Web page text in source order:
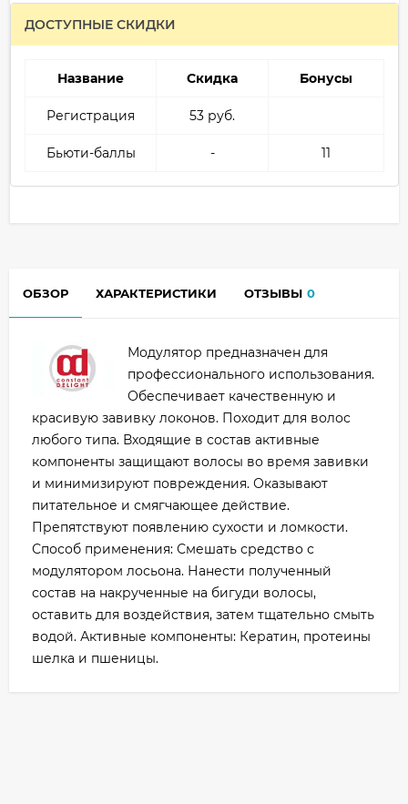
ДОСТУПНЫЕ СКИДКИ
Название Скидка Бонусы
Регистрация 53 руб.
Бьюти-баллы - 11
ОБЗОР ХАРАКТЕРИСТИКИ ОТЗЫВЫ 0
Модулятор предназначен для
профессионального использования.
Обеспечивает качественную и
красивую завивку локонов. Походит для волос
любого типа. Входящие в состав активные
компоненты защищают волосы во время завивки
и минимизируют повреждения. Оказывают
питательное и смягчающее действие.
Препятствуют появлению сухости и ломкости.
Способ применения: Смешать средство с
модулятором лосьона. Нанести полученный
состав на накрученные на бигуди волосы,
оставить для воздействия, затем тщательно смыть
водой. Активные компоненты: Кератин, протеины
шелка и пшеницы.